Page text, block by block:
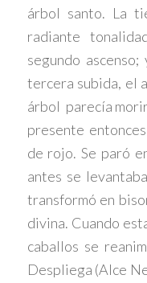
árbol santo. La
radiante
segundo
tercera subida, el
árbol parecía
presente
de rojo. Se paró
antes se
transformó en
divina. Cuando
caballos se
Despliega (Alce